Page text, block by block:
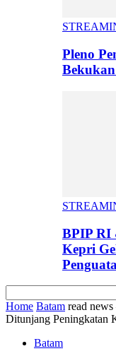
Pleno
BPIP RI
Kepri
Home Batam read
Ditunjang Peningkatan
Batam